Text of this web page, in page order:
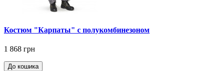
Костюм "Карпаты" с полукомбинезоном
1 868 грн
До кошика